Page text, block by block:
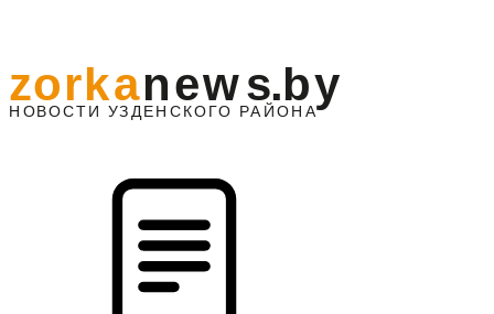
НО ВОСТИ УЗДЕНС КО ГО РАЙОНА
zorkanews.by